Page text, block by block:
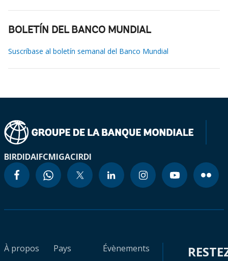
BOLETÍN DEL BANCO MUNDIAL
Suscríbase al boletín semanal del Banco Mundial
BIRDIDAIFCMIGACIRDI
À propos
Pays
Évènements